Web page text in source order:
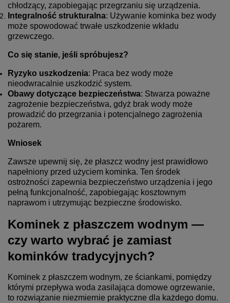
chłodzący, zapobiegając przegrzaniu się urządzenia.
Integralność strukturalna: Używanie kominka bez wody
może spowodować trwałe uszkodzenie wkładu
grzewczego.
Co się stanie, jeśli spróbujesz?
Ryzyko uszkodzenia: Praca bez wody może
nieodwracalnie uszkodzić system.
Obawy dotyczące bezpieczeństwa: Stwarza poważne
zagrożenie bezpieczeństwa, gdyż brak wody może
prowadzić do przegrzania i potencjalnego zagrożenia
pożarem.
Wniosek
Zawsze upewnij się, że płaszcz wodny jest prawidłowo
napełniony przed użyciem kominka. Ten środek
ostrożności zapewnia bezpieczeństwo urządzenia i jego
pełną funkcjonalność, zapobiegając kosztownym
naprawom i utrzymując bezpieczne środowisko.
Kominek z płaszczem wodnym —
czy warto wybrać je zamiast
kominków tradycyjnych?
Kominek z płaszczem wodnym, ze ściankami, pomiędzy
którymi przepływa woda zasilająca domowe ogrzewanie,
to rozwiązanie niezmiernie praktyczne dla każdego domu.